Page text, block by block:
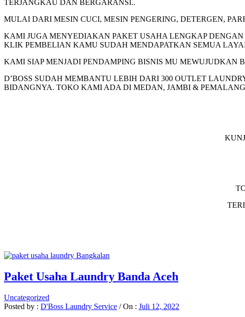
TERJANGKAU DAN BERGARANSI..
MULAI DARI MESIN CUCI, MESIN PENGERING, DETERGEN,
KAMI JUGA MENYEDIAKAN PAKET USAHA LENGKAP
KLIK PEMBELIAN KAMU SUDAH MENDAPATKAN SEMUA
KAMI SIAP MENJADI PENDAMPING BISNIS MU
D’BOSS SUDAH MEMBANTU LEBIH DARI 300 OUTLET
BIDANGNYA. TOKO KAMI ADA DI MEDAN, JAMBI &
Paket Usaha Laundry Banda Aceh
Uncategorized
Posted by : D'Boss Laundry Service / On : Juli 12, 2022